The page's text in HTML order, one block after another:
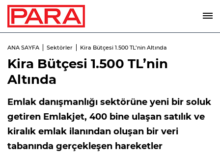
ANA SAYFA Sektörler Kira Bütçesi 1.500 TL’nin Altında
Kira Bütçesi 1.500 TL’nin
Altında
Emlak danışmanlığı sektörüne yeni bir soluk
getiren Emlakjet, 400 bine ulaşan satılık ve
kiralık emlak ilanından oluşan bir veri
tabanında gerçekleşen hareketler